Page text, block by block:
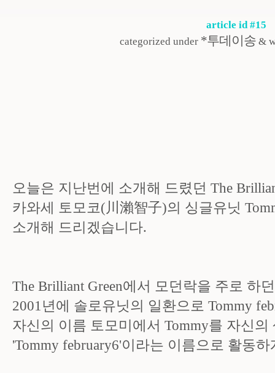
article id #15
categorized under *투데이송 &
오늘은 지난번에 소개해 드렸던 The
카와세 토모코(川瀨智子)의 싱글유닛
소개해 드리겠습니다.
The Brilliant Green에서 모던락을 주로 하
2001년에 솔로유닛의 일환으로 Tommy
자신의 이름 토모미에서 Tommy를 자신의
'Tommy february6'이라는 이름으로 활동